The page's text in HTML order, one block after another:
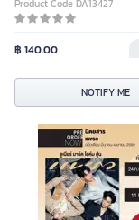
Product Code DA13427
฿ 140.00
NOTIFY ME